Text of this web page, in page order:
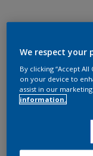
We respect your
By clicking “Accept
on your device to
assist in our
information.